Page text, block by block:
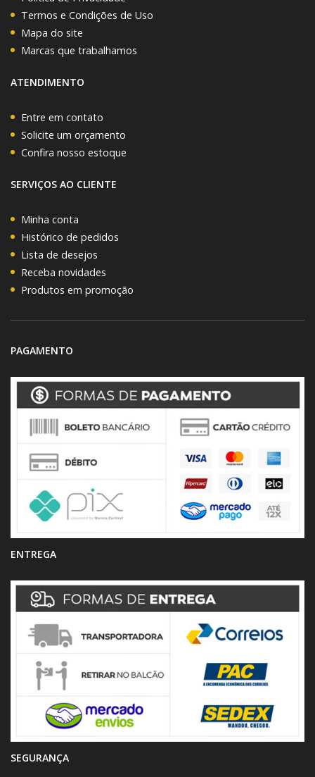
Termos e Condições de Uso
Mapa do site
Marcas que trabalhamos
ATENDIMENTO
Entre em contato
Solicite um orçamento
Confira nosso estoque
SERVIÇOS AO CLIENTE
Minha conta
Histórico de pedidos
Lista de desejos
Receba novidades
Produtos em promoção
PAGAMENTO
ENTREGA
SEGURANÇA